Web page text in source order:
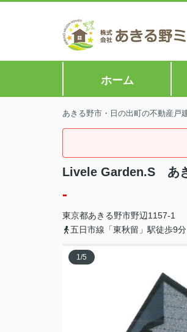
ホーム
あきる野市・日の出町の不動産戸
Livele Garden.S あ
-
東京都あきる野市野辺 1157-1
五日市線「東秋留」駅徒歩9分
1/5